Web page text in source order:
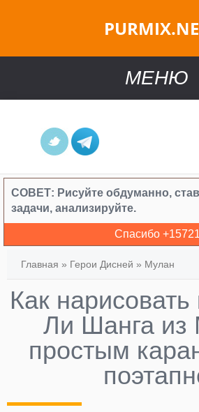
МЕНЮ
СОВЕТ: Рисуйте обдуманно,
задачи, анализируйте.
Спасибо +15721
Главная » Герои Дисней » Мулан
Как нарисовать
Ли Шанга из
простым